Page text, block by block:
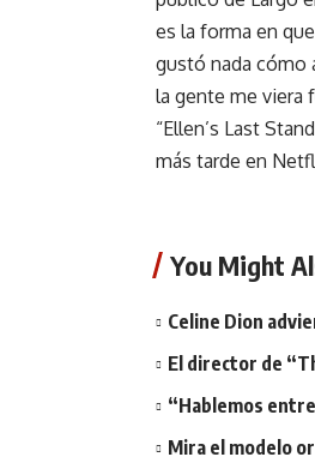
es la forma en
gustó nada cómo
la gente me viera
“Ellen’s Last
más tarde en
You Might
Celine Dion
El director de
“Hablemos
Mira el modelo